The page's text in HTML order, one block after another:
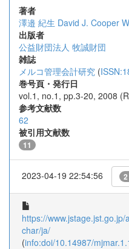
著者
澤邉 紀生 David J. Cooper
出版者
公益財団法人 牧誠財団
雑誌
メルコ管理会計研究 (
巻号頁・発行日
vol.1, no.1, pp.3-20, 2008
参考文献数
62
被引用文献数
11
2023-04-19 22:54:56
https://
char/ja/
(info:doi/10.14987/